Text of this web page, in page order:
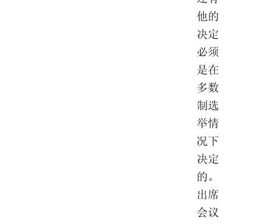
他的
决定
必须
是在
多数
制选
举情
况下
决定
的。
出席
会议